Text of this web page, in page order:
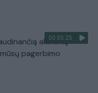
00:05:25
akimirką
pagerbimo